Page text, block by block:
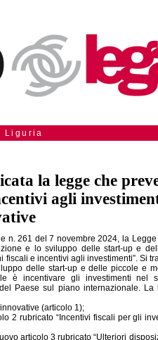
Liguria
la legge che
agli
n. 261 del 7 novembre 2024, la
e lo sviluppo delle start-up e
e incentivi agli investimenti”. Si
delle start-up e delle piccole e
è incentivare gli investimenti nel
Paese sul piano internazionale. La
(articolo 1);
2 rubricato “Incentivi fiscali per gli
articolo 3 rubricato “Ulteriori